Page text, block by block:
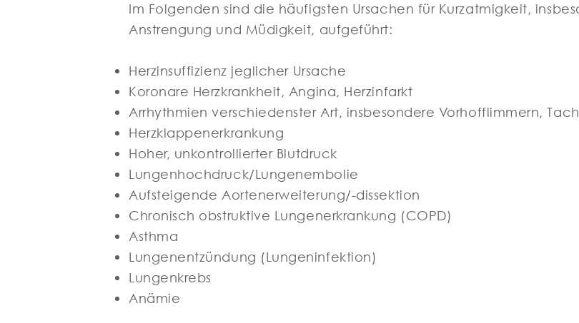
Im Folgenden sind die häufigsten Ursachen für Kurzatmigkeit,
Anstrengung und Müdigkeit, aufgeführt:
Herzinsuffizienz jeglicher Ursache
Koronare Herzkrankheit, Angina, Herzinfarkt
Arrhythmien verschiedenster Art, insbesondere Vorhofflimmern,
Herzklappenerkrankung
Hoher, unkontrollierter Blutdruck
Lungenhochdruck/Lungenembolie
Aufsteigende Aortenerweiterung/-dissektion
Chronisch obstruktive Lungenerkrankung (COPD)
Asthma
Lungenentzündung (Lungeninfektion)
Lungenkrebs
Anämie